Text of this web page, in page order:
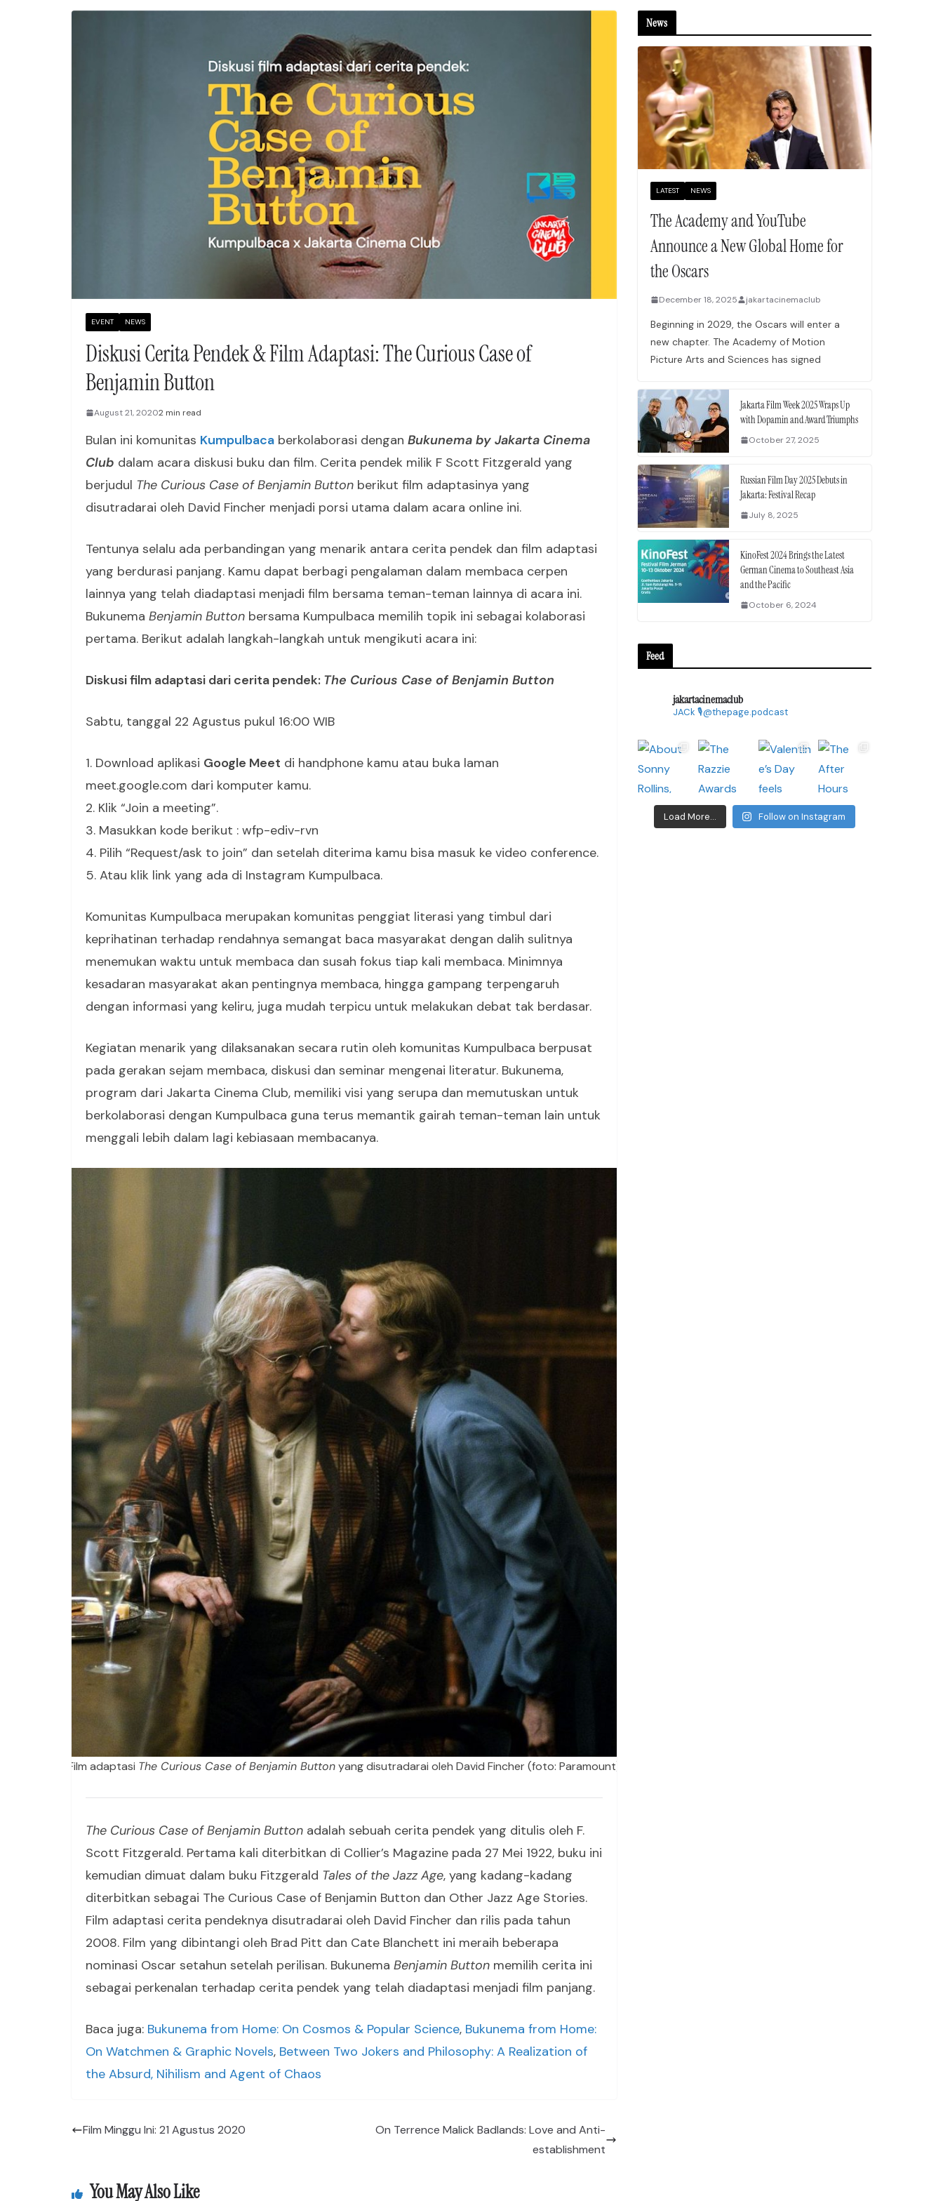
EVENT NEWS
Diskusi Cerita Pendek & Film Adaptasi: The Curious Case of
Benjamin Button
August 21, 20202 min read
Bulan ini komunitas Kumpulbaca berkolaborasi dengan Bukunema by Jakarta Cinema
Club dalam acara diskusi buku dan film. Cerita pendek milik F Scott Fitzgerald yang
berjudul The Curious Case of Benjamin Button berikut film adaptasinya yang
disutradarai oleh David Fincher menjadi porsi utama dalam acara online ini.
Tentunya selalu ada perbandingan yang menarik antara cerita pendek dan film adaptasi
yang berdurasi panjang. Kamu dapat berbagi pengalaman dalam membaca cerpen
lainnya yang telah diadaptasi menjadi film bersama teman-teman lainnya di acara ini.
Bukunema Benjamin Button bersama Kumpulbaca memilih topik ini sebagai kolaborasi
pertama. Berikut adalah langkah-langkah untuk mengikuti acara ini:
Diskusi film adaptasi dari cerita pendek: The Curious Case of Benjamin Button
Sabtu, tanggal 22 Agustus pukul 16:00 WIB
1. Download aplikasi Google Meet di handphone kamu atau buka laman
meet.google.com dari komputer kamu.
2. Klik “Join a meeting”.
3. Masukkan kode berikut : wfp-ediv-rvn
4. Pilih “Request/ask to join” dan setelah diterima kamu bisa masuk ke video conference.
5. Atau klik link yang ada di Instagram Kumpulbaca.
Komunitas Kumpulbaca merupakan komunitas penggiat literasi yang timbul dari
keprihatinan terhadap rendahnya semangat baca masyarakat dengan dalih sulitnya
menemukan waktu untuk membaca dan susah fokus tiap kali membaca. Minimnya
kesadaran masyarakat akan pentingnya membaca, hingga gampang terpengaruh
dengan informasi yang keliru, juga mudah terpicu untuk melakukan debat tak berdasar.
Kegiatan menarik yang dilaksanakan secara rutin oleh komunitas Kumpulbaca berpusat
pada gerakan sejam membaca, diskusi dan seminar mengenai literatur. Bukunema,
program dari Jakarta Cinema Club, memiliki visi yang serupa dan memutuskan untuk
berkolaborasi dengan Kumpulbaca guna terus memantik gairah teman-teman lain untuk
menggali lebih dalam lagi kebiasaan membacanya.
Film adaptasi The Curious Case of Benjamin Buttonyang disutradarai oleh David Fincher (foto: Paramount)
The Curious Case of Benjamin Button adalah sebuah cerita pendek yang ditulis oleh F.
Scott Fitzgerald. Pertama kali diterbitkan di Collier’s Magazine pada 27 Mei 1922, buku ini
kemudian dimuat dalam buku Fitzgerald Tales of the Jazz Age, yang kadang-kadang
diterbitkan sebagai The Curious Case of Benjamin Button dan Other Jazz Age Stories.
Film adaptasi cerita pendeknya disutradarai oleh David Fincher dan rilis pada tahun
2008. Film yang dibintangi oleh Brad Pitt dan Cate Blanchett ini meraih beberapa
nominasi Oscar setahun setelah perilisan. Bukunema Benjamin Button memilih cerita ini
sebagai perkenalan terhadap cerita pendek yang telah diadaptasi menjadi film panjang.
Baca juga: Bukunema from Home: On Cosmos & Popular Science, Bukunema from Home:
On Watchmen & Graphic Novels, Between Two Jokers and Philosophy: A Realization of
the Absurd, Nihilism and Agent of Chaos
Film Minggu Ini: 21 Agustus 2020
On Terrence Malick Badlands: Love and Anti-
establishment
You May Also Like
News
LATEST NEWS
The Academy and YouTube
Announce a New Global Home for
the Oscars
December 18, 2025 jakartacinemaclub
Beginning in 2029, the Oscars will enter a
new chapter. The Academy of Motion
Picture Arts and Sciences has signed
Jakarta Film Week 2025 Wraps Up
with Dopamin and Award Triumphs
October 27, 2025
Russian Film Day 2025 Debuts in
Jakarta: Festival Recap
July 8, 2025
KinoFest 2024 Brings the Latest
German Cinema to Southeast Asia
and the Pacific
October 6, 2024
Feed
jakartacinemaclub
JACk 🎙@thepage.podcast
Load More... Follow on Instagram